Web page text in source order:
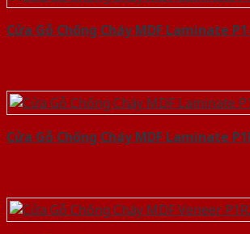
Cửa Gỗ Chống Cháy MDF Laminate
Cửa Gỗ Chống Cháy MDF Laminate